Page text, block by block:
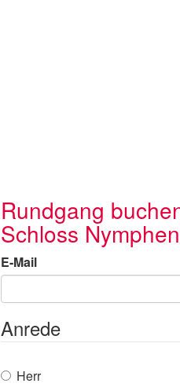
Rundgang
Schloss
E-Mail
Anrede
Herr